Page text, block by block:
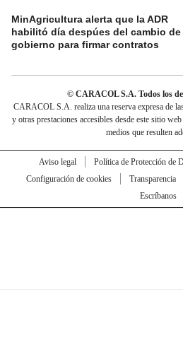
MinAgricultura alerta que la ADR
habilitó día despúes del cambio de
gobierno para firmar contratos
© CARACOL S.A. Todos los
CARACOL S.A. realiza una reserva expresa de
y otras prestaciones accesibles desde este sitio
medios que resulten
Aviso legal Política de Protección de
Configuración de cookies
Transparencia
Escríbanos